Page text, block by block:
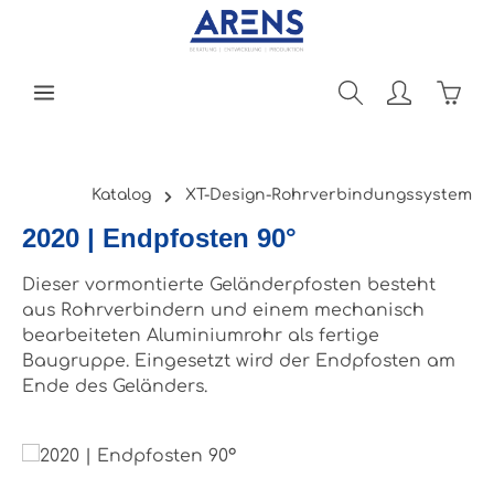
Zum Hauptinhalt springen
Katalog XT-Design-Rohrverbindungssystem
2020 | Endpfosten 90°
Dieser vormontierte Geländerpfosten besteht
aus Rohrverbindern und einem mechanisch
bearbeiteten Aluminiumrohr als fertige
Baugruppe. Eingesetzt wird der Endpfosten am
Ende des Geländers.
Bildergalerie überspringen